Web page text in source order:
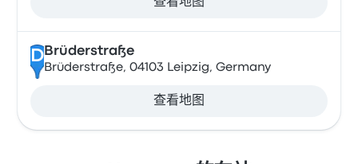
查看地图
DBrüderstraße
Brüderstraße, 04103 Leipzig, Germany
查看地图